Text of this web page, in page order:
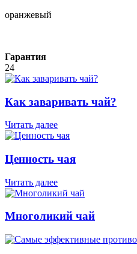
оранжевый
Гарантия
24
Как заваривать чай?
Читать далее
Ценность чая
Читать далее
Многоликий чай